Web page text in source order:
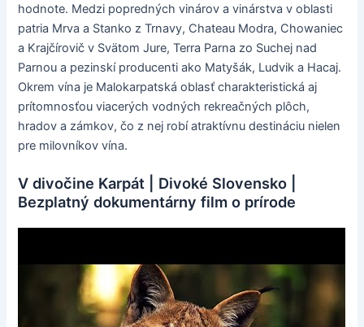
hodnote. Medzi popredných vinárov a vinárstva v oblasti
patria Mrva a Stanko z Trnavy, Chateau Modra, Chowaniec
a Krajčírovič v Svätom Jure, Terra Parna zo Suchej nad
Parnou a pezinskí producenti ako Matyšák, Ludvik a Hacaj.
Okrem vína je Malokarpatská oblasť charakteristická aj
prítomnosťou viacerých vodných rekreačných plôch,
hradov a zámkov, čo z nej robí atraktívnu destináciu nielen
pre milovníkov vína.
V divočine Karpát | Divoké Slovensko |
Bezplatný dokumentárny film o prírode